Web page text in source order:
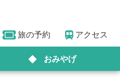
旅の予約 アクセス
おみやげ